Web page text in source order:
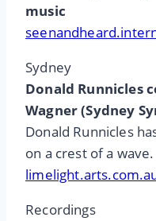
music
Sydney
Donald Runnicles
Wagner (Sydney
Donald Runnicles
on a crest of a wave.
Recordings